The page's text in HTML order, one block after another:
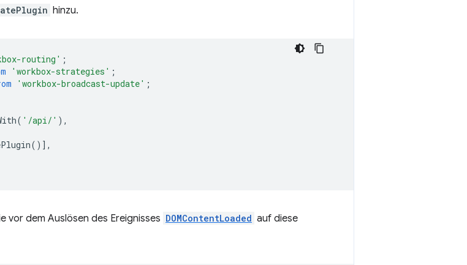
hinzu.
routing' ;
'workbox-strategies' ;
'workbox-broadcast-update' ;
( '/api/' ),
()],
vor dem Auslösen des Ereignisses DOMContentLoaded auf diese